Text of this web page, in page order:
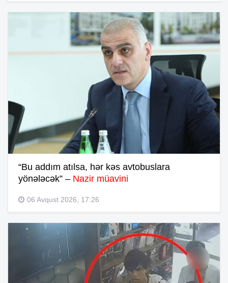
“Bu addım atılsa, hər kəs avtobuslara
yönələcək” – Nazir müavini
06 Avqust 2026, 17:26